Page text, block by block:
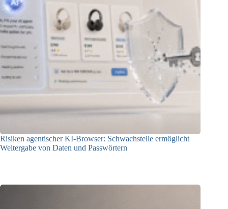
Risiken agentischer KI-Browser: Schwachstelle ermöglicht
Weitergabe von Daten und Passwörtern